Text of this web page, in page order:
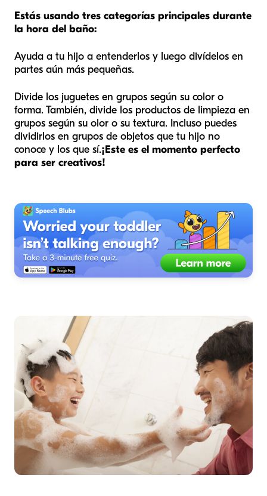
Estás usando tres categorías principales durante
la hora del baño:
Ayuda a tu hijo a entenderlos y luego divídelos en
partes aún más pequeñas.
Divide los juguetes en grupos según su color o
forma. También, divide los productos de limpieza en
grupos según su olor o su textura. Incluso puedes
dividirlos en grupos de objetos que tu hijo no
conoce y los que sí.¡Este es el momento perfecto
para ser creativos!